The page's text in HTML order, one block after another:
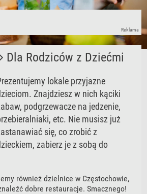
Reklama
Dla Rodziców z Dziećmi
lokale przyjazne
Znajdziesz w nich kąciki
podgrzewacze na jedzenie,
etc. Nie musisz już
się, co zrobić z
zabierz je z sobą do
również dzielnice w Częstochowie,
dobre restauracje. Smacznego!